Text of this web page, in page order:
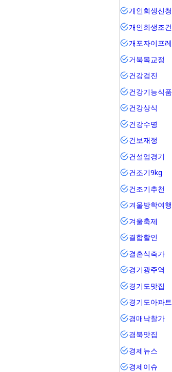
개인회생신청
개인회생조건
거북목교정
건강검진
건강기능식품
건강상식
건강수명
건보재정
건설업경기
건조기9kg
건조기추천
겨울방학여행
겨울축제
결합할인
결혼식축가
경기광주역
경기도맛집
경기도아파트
경매낙찰가
경북맛집
경제뉴스
경제이슈